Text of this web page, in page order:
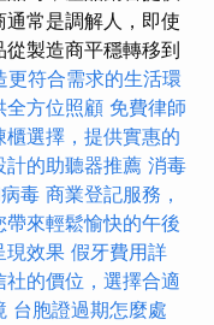
常是調解人，即使
製造商平穩轉移到
更符合需求的生活環
全方位照顧 免費律師
櫃選擇，提供實惠的
計的助聽器推薦 消毒
毒 商業登記服務，
來輕鬆愉快的午後
現效果 假牙費用詳
社的價位，選擇合適
台胞證過期怎麼處